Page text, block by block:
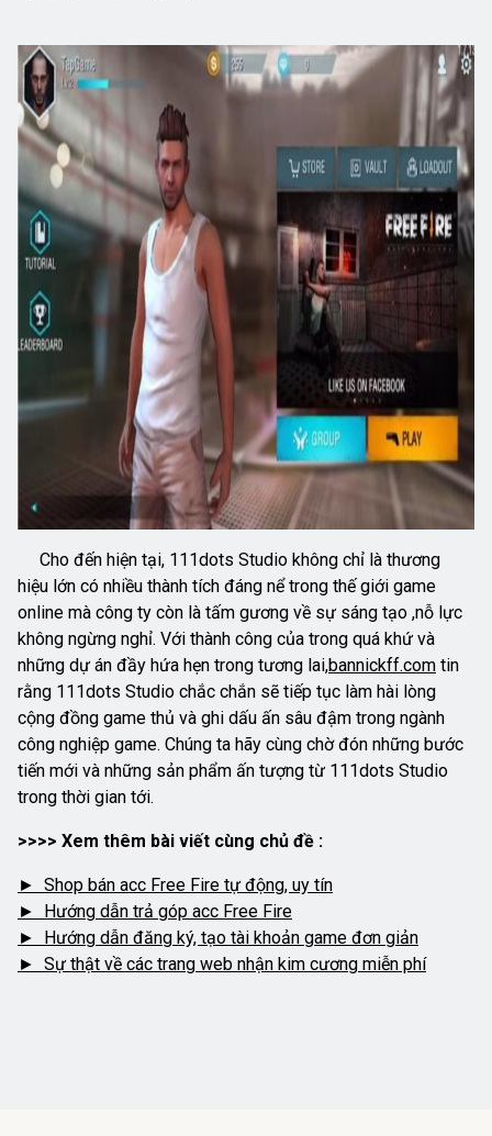
Cho đến hiện tại, 111dots Studio không chỉ là thương
hiệu lớn có nhiều thành tích đáng nể trong thế giới game
online mà công ty còn là tấm gương về sự sáng tạo ,nỗ lực
không ngừng nghỉ. Với thành công của trong quá khứ và
những dự án đầy hứa hẹn trong tương lai,bannickff.com tin
rằng 111dots Studio chắc chắn sẽ tiếp tục làm hài lòng
cộng đồng game thủ và ghi dấu ấn sâu đậm trong ngành
công nghiệp game. Chúng ta hãy cùng chờ đón những bước
tiến mới và những sản phẩm ấn tượng từ 111dots Studio
trong thời gian tới.
>>>> Xem thêm bài viết cùng chủ đề :
► Shop bán acc Free Fire tự động, uy tín
► Hướng dẫn trả góp acc Free Fire
► Hướng dẫn đăng ký, tạo tài khoản game đơn giản
► Sự thật về các trang web nhận kim cương miễn phí